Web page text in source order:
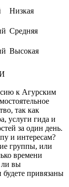
Низкая
Средняя
Высокая
к Агурским
так как
услуги гида и
за один день.
и интересам?
группы, или
времени
ли вы
будете привязаны